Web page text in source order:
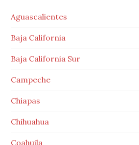
Aguascalientes
Baja California
Baja California Sur
Campeche
Chiapas
Chihuahua
Coahuila